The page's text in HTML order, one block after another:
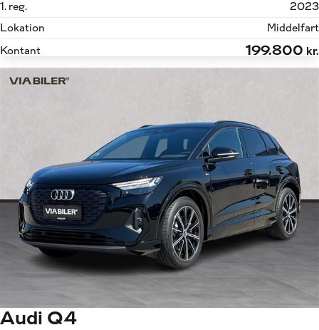
1. reg.
2023
Lokation
Middelfart
Kontant
199.800 kr.
Audi Q4